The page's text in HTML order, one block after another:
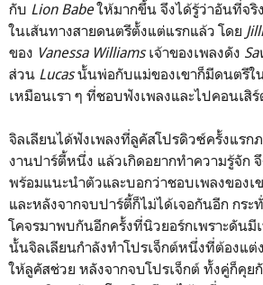
กับ Lion Babeให้มากขึ้น จึงได้รู้ว่าอันที่จริ
ในเส้นทางสายดนตรีตั้งแต่แรกแล้ว โดย
ของ Vanessa Williamsเจ้าของเพลงดัง
ส่วน Lucasนั้นพ่อกับแม่ของเขาก็มีดนตรีใ
เหมือนเรา ๆ ที่ชอบฟังเพลงและไปคอนเสิ
จิลเลียนได้ฟังเพลงที่ลูคัสโปรดิวซ์ครั้งแรก
งานปาร์ตี้หนึ่ง แล้วเกิดอยากทำความรู้จัก
พร้อมแนะนำตัวและบอกว่าชอบเพลงของเ
และหลังจากจบปาร์ตี้ก็ไม่ได้เจอกันอีก กร
โคจรมาพบกันอีกครั้งที่นิวยอร์กเพราะดัน
นั้นจิลเลียนกำลังทำโปรเจ็กต์หนึ่งที่ต้องแต่
ให้ลูคัสช่วย หลังจากจบโปรเจ็กต์ ทั้งคู่ก็คุย